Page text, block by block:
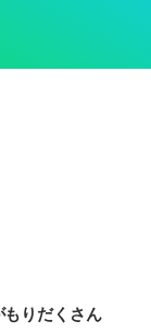
りだくさん